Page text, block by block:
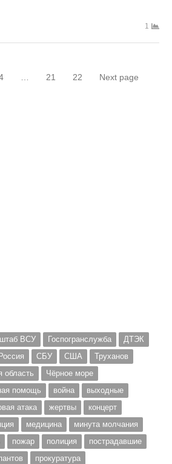
1
Страница Страница
21 Страница
22 Next page
ВСУ Госпогранслужба
ДТЭК
Россия СБУ США
Труханов
область
Чёрное море
помощь война
выходные
атака жертвы
концерт
медицина
минута молчания
пожар полиция
пострадавшие
прокуратура